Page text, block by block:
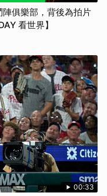
俱樂部，背後為拍片
看世界】
00:33